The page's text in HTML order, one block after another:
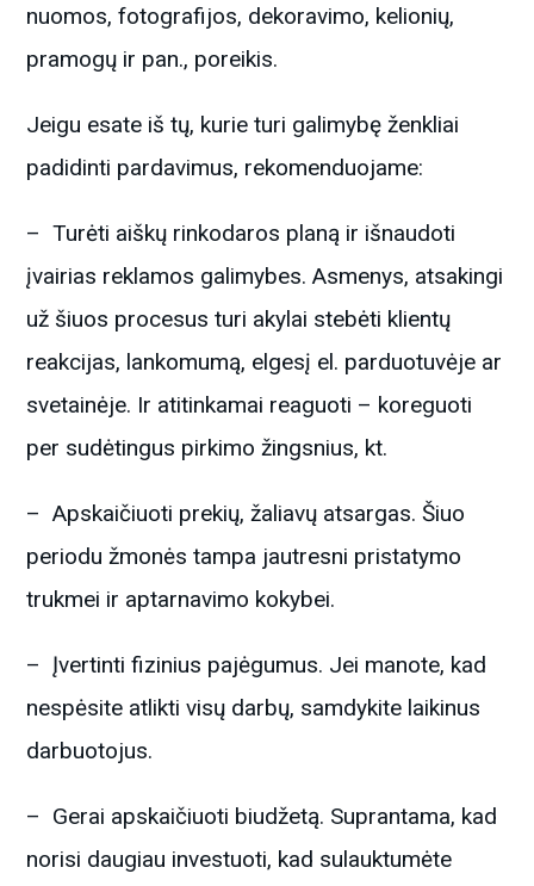
nuomos, fotografijos, dekoravimo, kelionių,
pramogų ir pan., poreikis.
Jeigu esate iš tų, kurie turi galimybę ženkliai
padidinti pardavimus, rekomenduojame:
– Turėti aiškų rinkodaros planą ir išnaudoti
įvairias reklamos galimybes. Asmenys, atsakingi
už šiuos procesus turi akylai stebėti klientų
reakcijas, lankomumą, elgesį el. parduotuvėje ar
svetainėje. Ir atitinkamai reaguoti – koreguoti
per sudėtingus pirkimo žingsnius, kt.
– Apskaičiuoti prekių, žaliavų atsargas. Šiuo
periodu žmonės tampa jautresni pristatymo
trukmei ir aptarnavimo kokybei.
– Įvertinti fizinius pajėgumus. Jei manote, kad
nespėsite atlikti visų darbų, samdykite laikinus
darbuotojus.
– Gerai apskaičiuoti biudžetą. Suprantama, kad
norisi daugiau investuoti, kad sulauktumėte